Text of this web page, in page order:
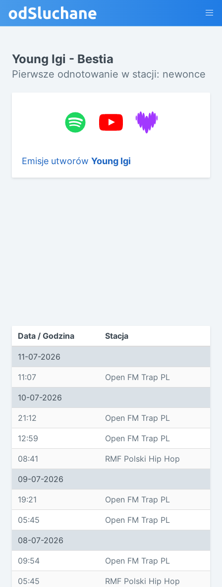
Young Igi - Bestia
Pierwsze odnotowanie w stacji: newonce
Emisje utworów Young Igi
Data / Godzina Stacja
11-07-2026
11:07 Open FM Trap PL
10-07-2026
21:12 Open FM Trap PL
12:59 Open FM Trap PL
08:41 RMF Polski Hip Hop
09-07-2026
19:21 Open FM Trap PL
05:45 Open FM Trap PL
08-07-2026
09:54 Open FM Trap PL
05:45 RMF Polski Hip Hop